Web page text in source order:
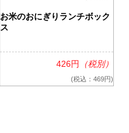
お米のおにぎりランチボック
ス
426円 （税別）
(税込：469円)